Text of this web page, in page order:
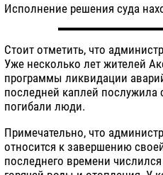
Исполнение решения суда
Стоит отметить, что
Уже несколько лет жителей
программы ликвидации
последней каплей послужила
погибали люди.
Примечательно, что
относится к завершению
последнего времени